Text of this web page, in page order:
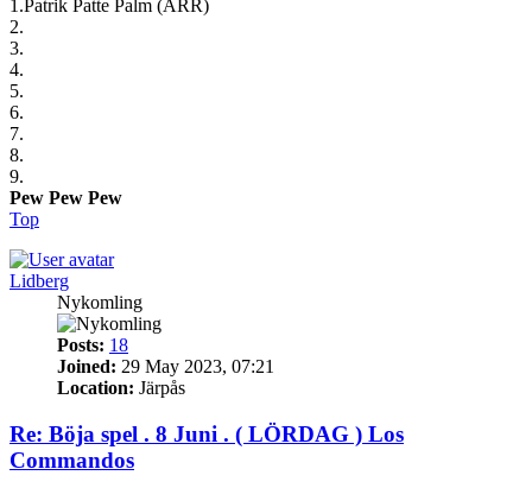
1.Patrik Patte Palm (ARR)
2.
3.
4.
5.
6.
7.
8.
9.
Pew Pew Pew
Top
Lidberg
Nykomling
Posts: 18
Joined: 29 May 2023, 07:21
Location: Järpås
Re: Böja spel . 8 Juni . ( LÖRDAG ) Los
Commandos